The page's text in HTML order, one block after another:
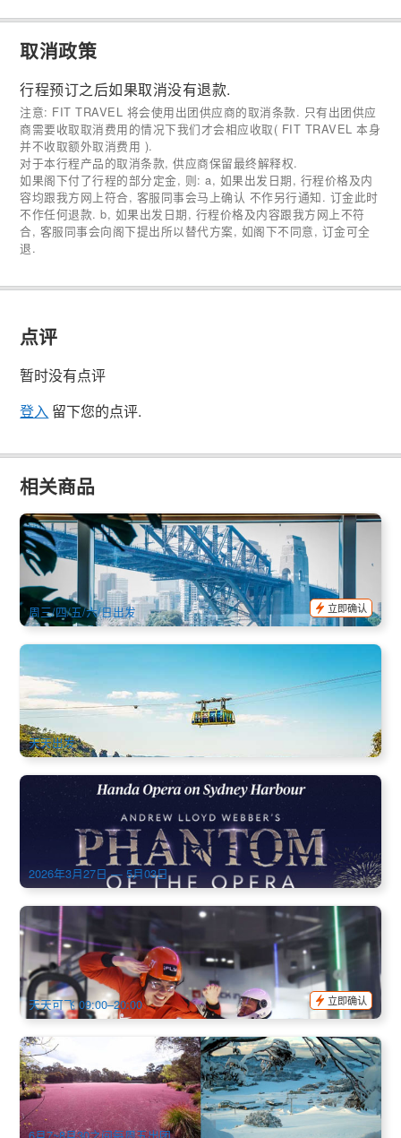
取消政策
行程预订之后如果取消没有退款.
注意: FIT TRAVEL 将会使用出团供应商的取消条款. 只有出团供应
商需要收取取消费用的情况下我们才会相应收取( FIT TRAVEL 本身
并不收取额外取消费用 ).
对于本行程产品的取消条款, 供应商保留最终解释权.
如果阁下付了行程的部分定金, 则: a, 如果出发日期, 行程价格及内
容均跟我方网上符合, 客服同事会马上确认 不作另行通知. 订金此时
不作任何退款. b, 如果出发日期, 行程价格及内容跟我方网上不符
合, 客服同事会向阁下提出所以替代方案, 如阁下不同意, 订金可全
退.
点评
暂时没有点评
登入 留下您的点评.
相关商品
海港时光 | 库克船长Sydney2000 悉尼海港 高级观光船
(Captain Cook Sydney Premium Harbour Experience)
1.7k 已预订
AUD 55.00 $57.00
SYD04148
周三/四/五/六/日出发
立即确认
蓝山必玩 | 蓝山景观世界缆车三合一套票(空中缆车+观光火车
+索道缆车)
3.1k 已预订
AUD 66.00
天天出发
最后席位 | 悉尼港歌剧巡礼 — 歌剧魅影(Phantom of the
Opera) | 2026年3-5月
591 已预订
299.00
SYD04666
2026年3月27日 — 5月03日
西悉尼 | 垂直风洞-室内跳伞(iFLY Downunder Indoor
Skydiving)
779 已预订
AUD $108.00 $119.00
SYD01094
天天可飞 09:00–20:00
立即确认
冬令赏雪美饌 | 雪山国家公园+黑松露+小粉湖 3天2晚中文团
(悉尼出发)
2.9k 已预订
AUD $518.00
SYD04280